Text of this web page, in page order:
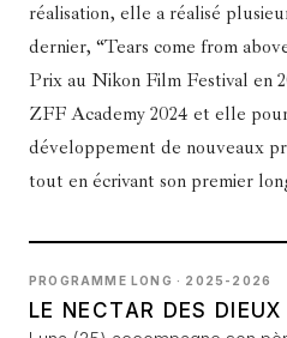
réalisation, elle a réalisé
dernier, “Tears come from
Prix au Nikon Film Festival en
ZFF Academy 2024 et elle
développement de nouveaux
tout en écrivant son premier
PROGRAMME LONG · 2025-2026
LE NECTAR DES DIEUX